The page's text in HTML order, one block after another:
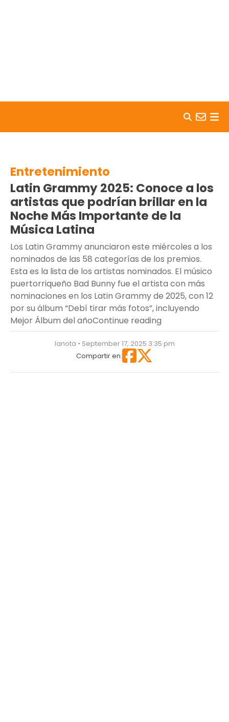
Entretenimiento
Latin Grammy 2025: Conoce a los
artistas que podrían brillar en la
Noche Más Importante de la
Música Latina
Los Latin Grammy anunciaron este miércoles a los
nominados de las 58 categorías de los premios.
Esta es la lista de los artistas nominados. El músico
puertorriqueño Bad Bunny fue el artista con más
nominaciones en los Latin Grammy de 2025, con 12
por su álbum “Debí tirar más fotos”, incluyendo
Mejor Álbum del añoContinue reading
lanota • September 17, 2025 3:35 pm
Compartir en: